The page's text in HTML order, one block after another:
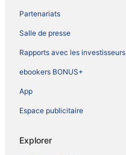
Partenariats
Salle de presse
Rapports avec les investisseurs
ebookers BONUS+
App
Espace publicitaire
Explorer